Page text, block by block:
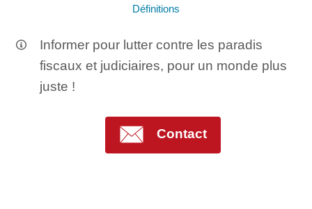
Définitions
Informer pour lutter contre les paradis
fiscaux et judiciaires, pour un monde plus
juste !
Contact